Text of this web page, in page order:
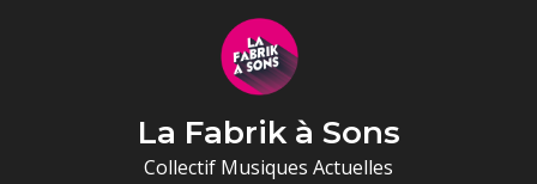
La Fabrik à Sons
Collectif Musiques Actuelles